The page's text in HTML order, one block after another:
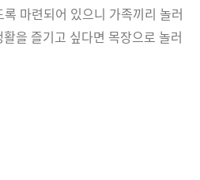
마련되어 있으니 가족끼리 놀러
을 즐기고 싶다면 목장으로 놀러